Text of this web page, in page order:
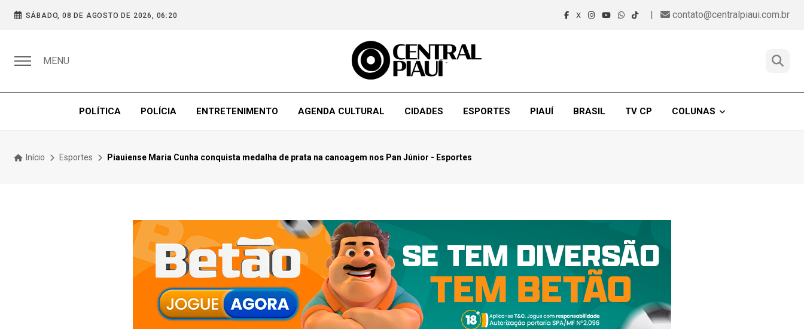
SÁBADO, 08 DE AGOSTO DE 2026, 06:20 X | contato@centralpiaui.com.br
MENU
POLÍTICA POLÍCIA ENTRETENIMENTO AGENDA CULTURAL CIDADES ESPORTES PIAUÍ BRASIL TV CP COLUNAS
Início Esportes Piauiense Maria Cunha conquista medalha de prata na canoagem nos Pan Júnior - Esportes